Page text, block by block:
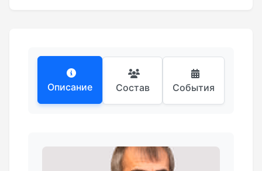
Описание Состав События